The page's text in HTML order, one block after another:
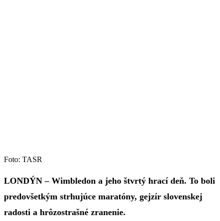
Foto: TASR
LONDÝN – Wimbledon a jeho štvrtý hrací deň. To boli
predovšetkým strhujúce maratóny, gejzír slovenskej
radosti a hrôzostrašné zranenie.